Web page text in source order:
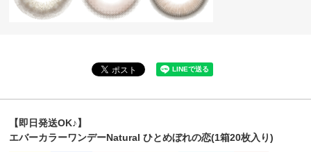
【即日発送OK♪】
エバーカラーワンデーNatural ひとめぼれの恋(1箱20枚入り)